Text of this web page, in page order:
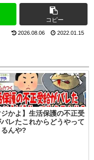
コピー
2026.08.06 2022.01.15
ジかよ】生活保護の不正受
レたこれからどうやって
んや?